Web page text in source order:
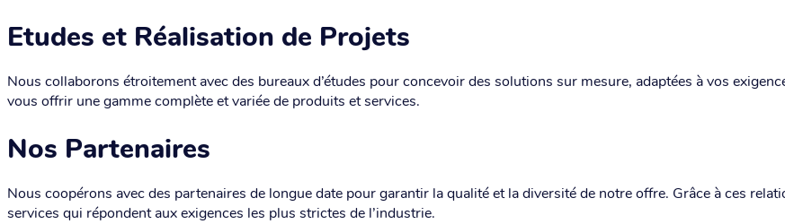
Etudes et Réalisation de Projets
Nous collaborons étroitement avec des bureaux d’études pour concevoir des solutions sur mesure, adaptées à vos
vous offrir une gamme complète et variée de produits et services.
Nos Partenaires
Nous coopérons avec des partenaires de longue date pour garantir la qualité et la diversité de notre offre. Grâce à ces
services qui répondent aux exigences les plus strictes de l’industrie.